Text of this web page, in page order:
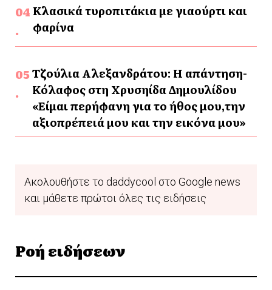
Κλασικά τυροπιτάκια με γιαούρτι και
φαρίνα
Τζούλια Αλεξανδράτου: Η απάντηση-
Κόλαφος στη Χρυσηίδα Δημουλίδου
«Είμαι περήφανη για το ήθος μου,την
αξιοπρέπειά μου και την εικόνα μου»
Ακολουθήστε το daddycool στο Google news
και μάθετε πρώτοι όλες τις ειδήσεις
Ροή ειδήσεων